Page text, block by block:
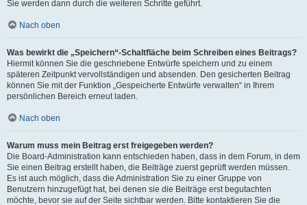
Sie werden dann durch die weiteren Schritte geführt.
Nach oben
Was bewirkt die „Speichern“-Schaltfläche beim Schreiben eines Beitrags?
Hiermit können Sie die geschriebene Entwürfe speichern und zu einem
späteren Zeitpunkt vervollständigen und absenden. Den gesicherten Beitrag
können Sie mit der Funktion „Gespeicherte Entwürfe verwalten“ in Ihrem
persönlichen Bereich erneut laden.
Nach oben
Warum muss mein Beitrag erst freigegeben werden?
Die Board-Administration kann entschieden haben, dass in dem Forum, in dem
Sie einen Beitrag erstellt haben, die Beiträge zuerst geprüft werden müssen.
Es ist auch möglich, dass die Administration Sie zu einer Gruppe von
Benutzern hinzugefügt hat, bei denen sie die Beiträge erst begutachten
möchte, bevor sie auf der Seite sichtbar werden. Bitte kontaktieren Sie die